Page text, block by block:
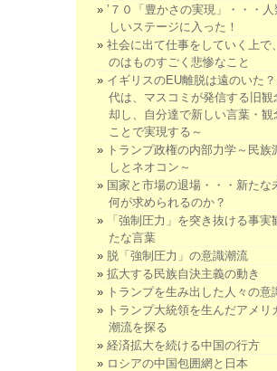
’７０「豊かさの実現」・・・人
しいステージに入った！
社会に出て仕事をしていく上で
のはものすごく悲惨なこと
イギリスのEU離脱は遠のいた
代は、マスコミが発信する旧観
却し、自分達で新しい言葉・観
ことで実現する～
トランプ政権の内部力学～民族
しとネオコン～
国家と市場の退場・・・新たな
何が求められるのか？
「強制圧力」を突き抜ける事実
たな言葉
脱「強制圧力」の意識潮流
拡大する民族自決主義の動き
トランプを生み出した人々の意
トランプ大統領を生んだアメリ
潮流を探る
経済拡大を続ける中国の行方
ロシアの中国包囲網と日本